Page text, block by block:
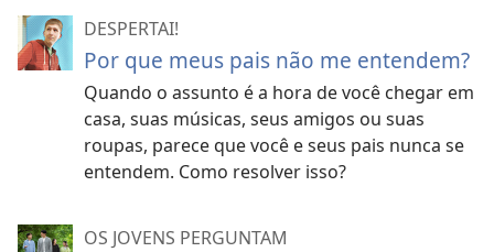
DESPERTAI!
Por que meus pais não me entendem?
Quando o assunto é a hora de você chegar em
casa, suas músicas, seus amigos ou suas
roupas, parece que você e seus pais nunca se
entendem. Como resolver isso?
OS JOVENS PERGUNTAM